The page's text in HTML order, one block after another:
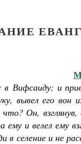
в Вифсаиду; и
вывел его вон
что? Он,
ему и велел ему
в селение и не